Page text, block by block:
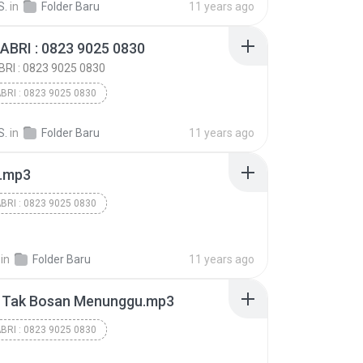
in Folder Baru 11 years ago
: 0823 9025 0830
: 0823 9025 0830
: 0823 9025 0830
in Folder Baru 11 years ago
: 0823 9025 0830
: 0823 9025 0830
in Folder Baru 11 years ago
Tak Bosan Menunggu.mp3
: 0823 9025 0830